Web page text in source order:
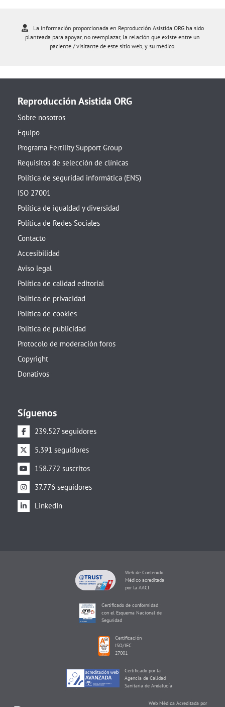
La información proporcionada en Reproducción Asistida ORG ha sido
planteada para apoyar, no reemplazar, la relación que existe entre un
paciente / visitante de este sitio web, y su médico.
Reproducción Asistida ORG
Sobre nosotros
Equipo
Programa Fertility Support Group
Requisitos de selección de clínicas
Política de seguridad informática (ENS)
ISO 27001
Política de igualdad y diversidad
Política de Redes Sociales
Contacto
Accesibilidad
Aviso legal
Política de calidad editorial
Política de privacidad
Política de cookies
Política de publicidad
Protocolo de moderación foros
Copyright
Donativos
Síguenos
239.527 seguidores
5.391 seguidores
158.772 suscritos
37.776 seguidores
LinkedIn
Web de Contenido
Médico acreditada
por la AACI
Certificado de conformidad
con el Esquema Nacional de
Seguridad
Certificación
ISO/IEC
27001
Certificado por la
Agencia de Calidad
Sanitaria de Andalucía
Web Médica Acreditada por